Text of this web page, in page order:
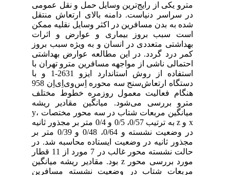
مترو یکی از رایج‌ترین وسایل حمل و نقل عمومی
در سراسر دنیاست. دامنه بالای ارتعاش منتقل
شده به بدن مسافرین در اکثر وسایل نقلیه ممکن
است سبب بروز بیماری و عوارض و اثرات
بهداشتی متعددی در انسان و به ویژه سبب بروز
کمر درد گردد. در این مطالعه عوارض بهداشتی
احتمالی ناشی از مواجهه مسافرین مترو تهران با
استفاده از روش استاندارد ایزو 2631-1 و با
دستگاه ارتعاش‌سنج سه محوره اِس‌وی‌اِی‌اِن 958
هنگام فعالیت معمول روزمره خطوط مختلف
مترو بررسی می‌شود. میانگین مقادیر ریشه
میانگین مربعات شتاب در سه محور مختصات y،
x و z به ترتیب 0/57، 0/5 و 0/4 متر بر مجذور ثانیه
در وضعیت نشسته و 0/64، 0/48 و 0/39 متر بر
مجذور ثانیه در وضعیت ایستاده محاسبه شد. در
حالت نشسته محور غالب در 7 مورد از 11 قطار
مورد بررسی محور z بود. مقادیر ریشه میانگین
مربعات شتاب در وضعیت نشسته مسافرین